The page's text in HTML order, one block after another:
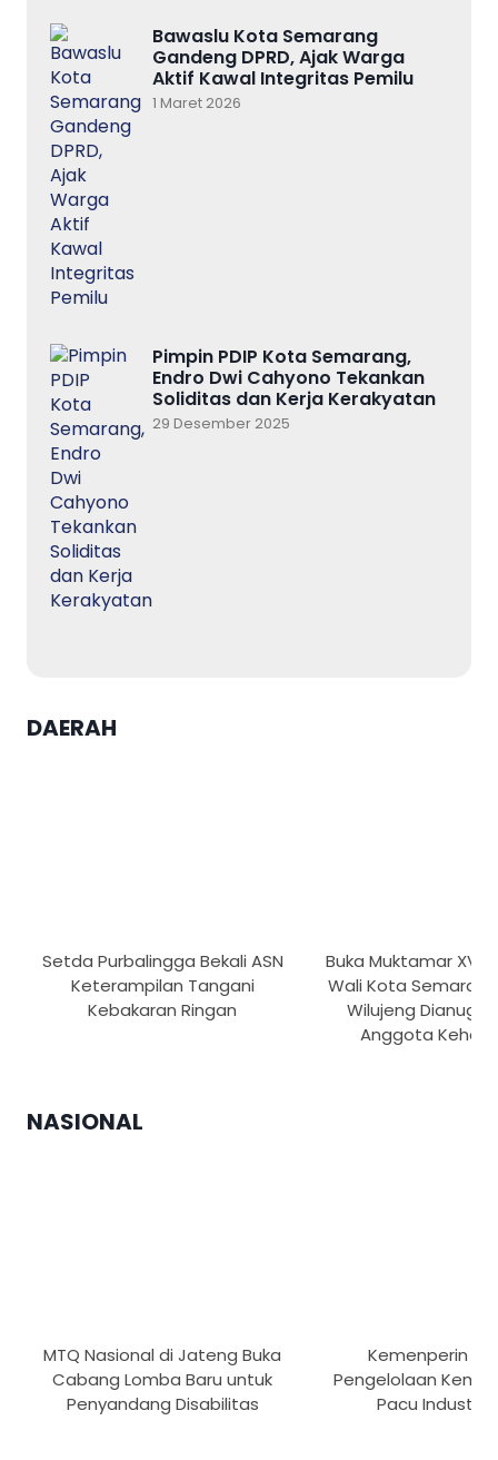
Bawaslu Kota Semarang
Gandeng DPRD, Ajak Warga
Aktif Kawal Integritas Pemilu
1 Maret 2026
Pimpin PDIP Kota Semarang,
Endro Dwi Cahyono Tekankan
Soliditas dan Kerja Kerakyatan
29 Desember 2025
DAERAH
Setda Purbalingga Bekali ASN
Keterampilan Tangani
Kebakaran Ringan
Buka Muktamar XVI
Wali Kota
Wilujeng
Anggota
NASIONAL
MTQ Nasional di Jateng Buka
Cabang Lomba Baru untuk
Penyandang Disabilitas
Kemenperin
Pengelolaan
Pacu Industri